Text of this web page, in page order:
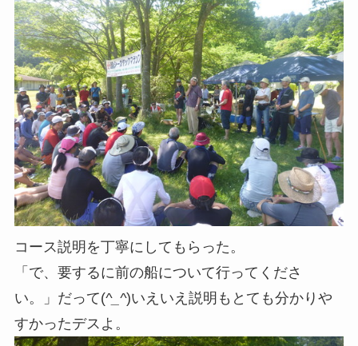
コース説明を丁寧にしてもらった。
「で、要するに前の船について行ってくださ
い。」だって(^_^)いえいえ説明もとても分かりや
すかったデスよ。